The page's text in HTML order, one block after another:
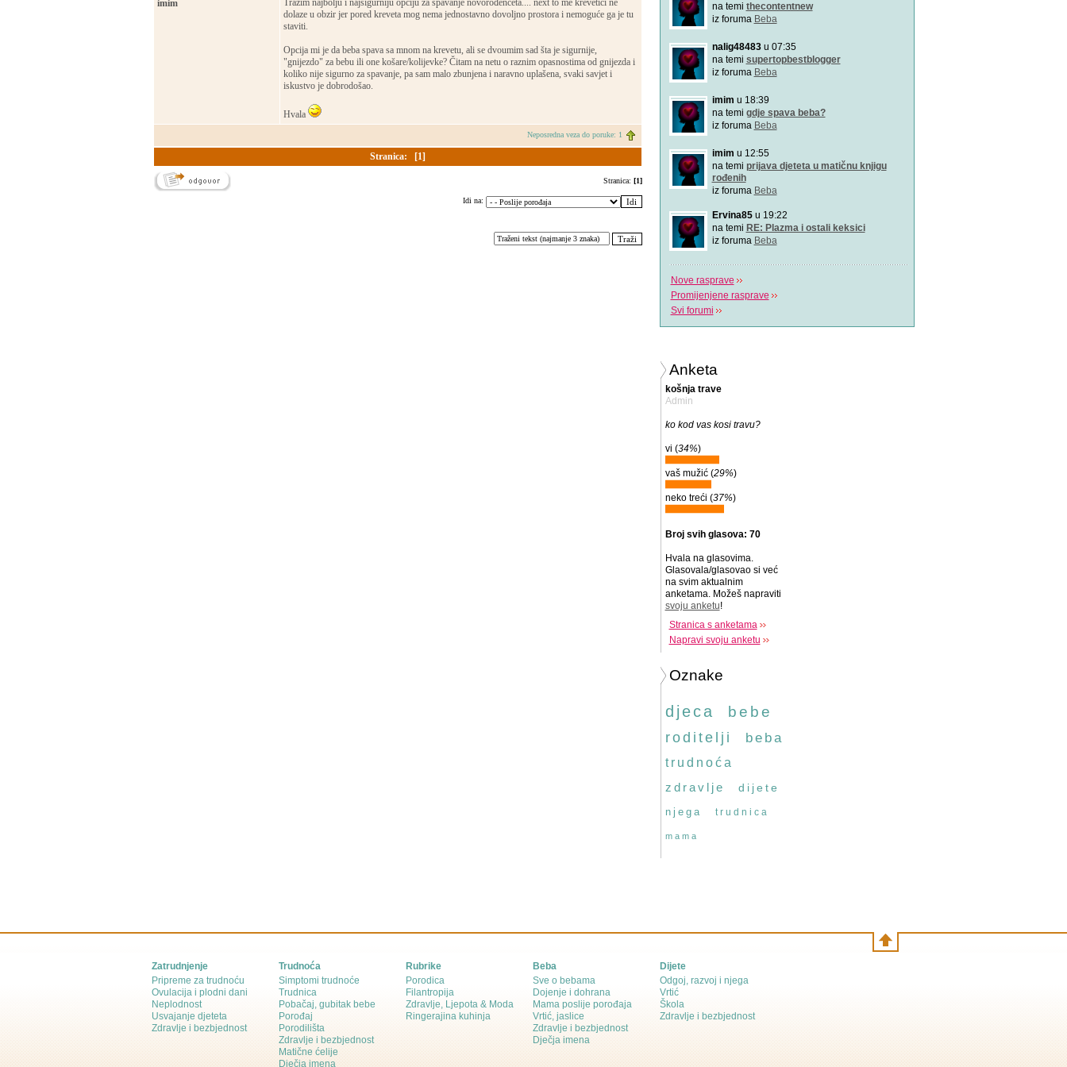
imim
Tražim najbolju i najsigurniju opciju za spavanje novorođenčeta.... next to me krevetići ne
dolaze u obzir jer pored kreveta mog nema jednostavno dovoljno prostora i nemoguće ga je tu
staviti.
Opcija mi je da beba spava sa mnom na krevetu, ali se dvoumim sad šta je sigurnije,
"gnijezdo" za bebu ili one košare/kolijevke? Čitam na netu o raznim opasnostima od gnijezda i
koliko nije sigurno za spavanje, pa sam malo zbunjena i naravno uplašena, svaki savjet i
iskustvo je dobrodošao.
Hvala
Neposredna veza do poruke: 1
Stranica: [1]
Stranica: [1]
Idi na:
na temi thecontentnew
iz foruma Beba
nalig48483u 07:35
na temi supertopbestblogger
iz foruma Beba
imim u 18:39
na temi gdje spava beba?
iz foruma Beba
imim u 12:55
na temi prijava djeteta u matičnu knjigu
rođenih
iz foruma Beba
Ervina85u 19:22
na temi RE: Plazma i ostali keksici
iz foruma Beba
Nove rasprave
Promijenjene rasprave
Svi forumi
Anketa
košnja trave
Admin
ko kod vas kosi travu?
vi (34%)
vaš mužić (29%)
neko treći (37%)
Broj svih glasova: 70
Hvala na glasovima.
Glasovala/glasovao si već
na svim aktualnim
anketama. Možeš napraviti
svoju anketu!
Stranica s anketama
Napravi svoju anketu
Oznake
djeca bebe
roditelji beba
trudnoća
zdravlje
dijete
njega trudnica
mama
Zatrudnjenje
Pripreme za trudnoću
Ovulacija i plodni dani
Neplodnost
Usvajanje djeteta
Zdravlje i bezbjednost
Trudnoća
Simptomi trudnoće
Trudnica
Pobačaj, gubitak bebe
Porođaj
Porodilišta
Zdravlje i bezbjednost
Matične ćelije
Dječja imena
Rubrike
Porodica
Filantropija
Zdravlje, Ljepota & Moda
Ringerajina kuhinja
Beba
Sve o bebama
Dojenje i dohrana
Mama poslije porođaja
Vrtić, jaslice
Zdravlje i bezbjednost
Dječja imena
Dijete
Odgoj, razvoj i njega
Vrtić
Škola
Zdravlje i bezbjednost